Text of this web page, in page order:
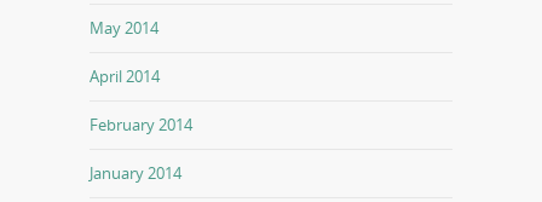
May 2014
April 2014
February 2014
January 2014